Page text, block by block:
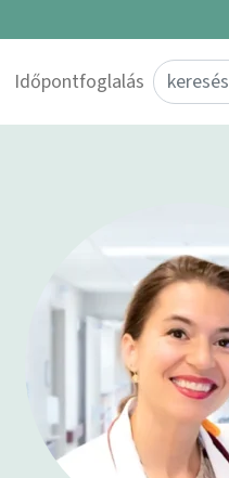
Időpontfoglalás Search for: